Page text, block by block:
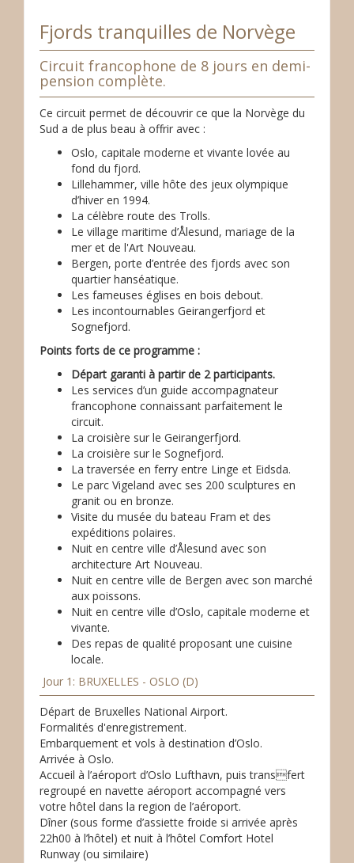
Fjords tranquilles de Norvège
Circuit francophone de 8 jours en demi-
pension complète.
Ce circuit permet de découvrir ce que la Norvège du
Sud a de plus beau à offrir avec :
Oslo, capitale moderne et vivante lovée au
fond du fjord.
Lillehammer, ville hôte des jeux olympique
d’hiver en 1994.
La célèbre route des Trolls.
Le village maritime d’Ålesund, mariage de la
mer et de l'Art Nouveau.
Bergen, porte d’entrée des fjords avec son
quartier hanséatique.
Les fameuses églises en bois debout.
Les incontournables Geirangerfjord et
Sognefjord.
Points forts de ce programme :
Départ garanti à partir de 2 participants.
Les services d’un guide accompagnateur
francophone connaissant parfaitement le
circuit.
La croisière sur le Geirangerfjord.
La croisière sur le Sognefjord.
La traversée en ferry entre Linge et Eidsda.
Le parc Vigeland avec ses 200 sculptures en
granit ou en bronze.
Visite du musée du bateau Fram et des
expéditions polaires.
Nuit en centre ville d’Ålesund avec son
architecture Art Nouveau.
Nuit en centre ville de Bergen avec son marché
aux poissons.
Nuit en centre ville d’Oslo, capitale moderne et
vivante.
Des repas de qualité proposant une cuisine
locale.
Jour 1: BRUXELLES - OSLO (D)
Départ de Bruxelles National Airport.
Formalités d'enregistrement.
Embarquement et vols à destination d’Oslo.
Arrivée à Oslo.
Accueil à l’aéroport d’Oslo Lufthavn, puis transfert
regroupé en navette aéroport accompagné vers
votre hôtel dans la region de l’aéroport.
Dîner (sous forme d’assiette froide si arrivée après
22h00 à l’hôtel) et nuit à l’hôtel Comfort Hotel
Runway (ou similaire)